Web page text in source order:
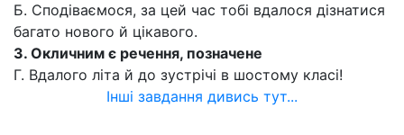
Б. Сподіваємося, за цей час тобі вдалося дізнатися
багато нового й цікавого.
3. Окличним є речення, позначене
Г. Вдалого літа й до зустрічі в шостому класі!
Інші завдання дивись тут...